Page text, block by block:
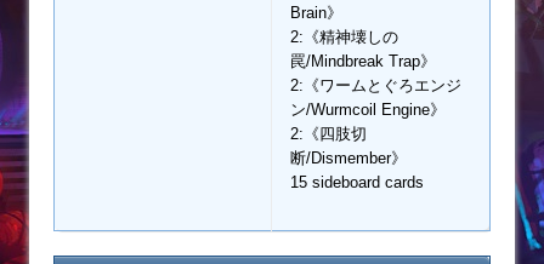
Brain》
2:《精神壊しの
罠/Mindbreak Trap》
2:《ワームとぐろエンジ
ン/Wurmcoil Engine》
2:《四肢切
断/Dismember》
15 sideboard cards